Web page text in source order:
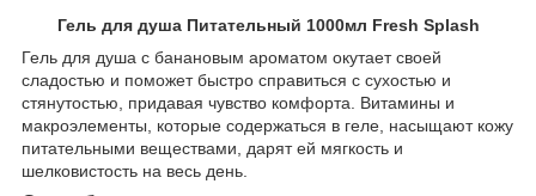
Гель для душа Питательный 1000мл Fresh Splash
Гель для душа с банановым ароматом окутает своей
сладостью и поможет быстро справиться с сухостью и
стянутостью, придавая чувство комфорта. Витамины и
макроэлементы, которые содержаться в геле, насыщают кожу
питательными веществами, дарят ей мягкость и
шелковистость на весь день.